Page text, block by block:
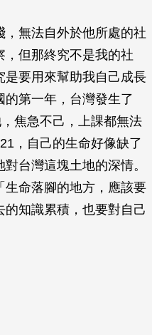
，無法自外於他所處的社
但那終究不是我的社
是要用來幫助我自己成長
第一年，台灣發生了
焦急不己，上課都無法
，自己的生命好像缺了
台灣這塊土地的深情。
生命落腳的地方，應該要
知識累積，也要對自己